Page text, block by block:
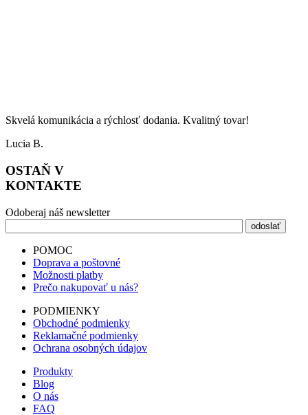
Skvelá komunikácia a rýchlosť dodania. Kvalitný tovar!
Lucia B.
OSTAŇ V
KONTAKTE
Odoberaj náš newsletter
POMOC
Doprava a poštovné
Možnosti platby
Prečo nakupovať u nás?
PODMIENKY
Obchodné podmienky
Reklamačné podmienky
Ochrana osobných údajov
Produkty
Blog
O nás
FAQ